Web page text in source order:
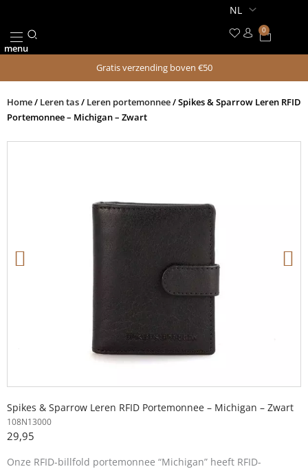
de
inhoud
menu
0
Gratis verzending boven €50
Home/ Leren tas/ Leren portemonnee/ Spikes & Sparrow Leren RFID
Portemonnee – Michigan – Zwart
Spikes & Sparrow Leren RFID Portemonnee – Michigan – Zwart
108N13000
29,95
Onze RFID-billfold portemonnee “Michigan” heeft RFID-